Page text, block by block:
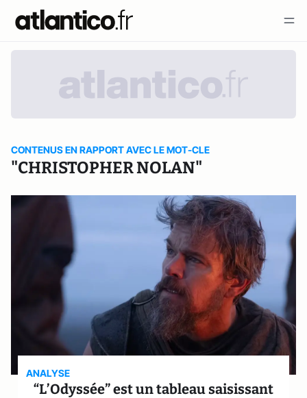
CONTENUS EN RAPPORT AVEC LE MOT-CLE
"CHRISTOPHER NOLAN"
ANALYSE
“L’Odyssée” est un tableau saisissant